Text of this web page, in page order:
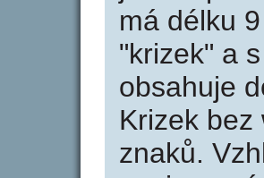
má délku
"krizek" a
obsahuje
Krizek bez
znaků.